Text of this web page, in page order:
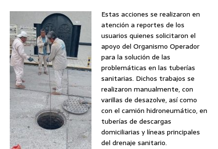
Estas acciones se realizaron en
atención a reportes de los
usuarios quienes solicitaron el
apoyo del Organismo Operador
para la solución de las
problemáticas en las tuberías
sanitarias. Dichos trabajos se
realizaron manualmente, con
varillas de desazolve, así como
con el camión hidroneumático, en
tuberías de descargas
domiciliarias y líneas principales
del drenaje sanitario.